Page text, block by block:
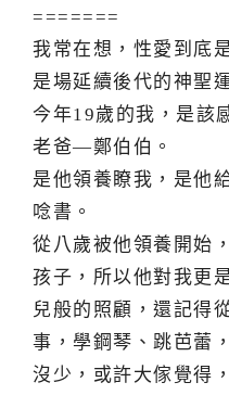
=======
我常在想，性愛到底
是場延續後代的神聖
今年19歲的我，是該
老爸—鄭伯伯。
是他領養瞭我，是他
唸書。
從八歲被他領養開始
孩子，所以他對我更
兒般的照顧，還記得
事，學鋼琴、跳芭蕾
沒少，或許大傢覺得